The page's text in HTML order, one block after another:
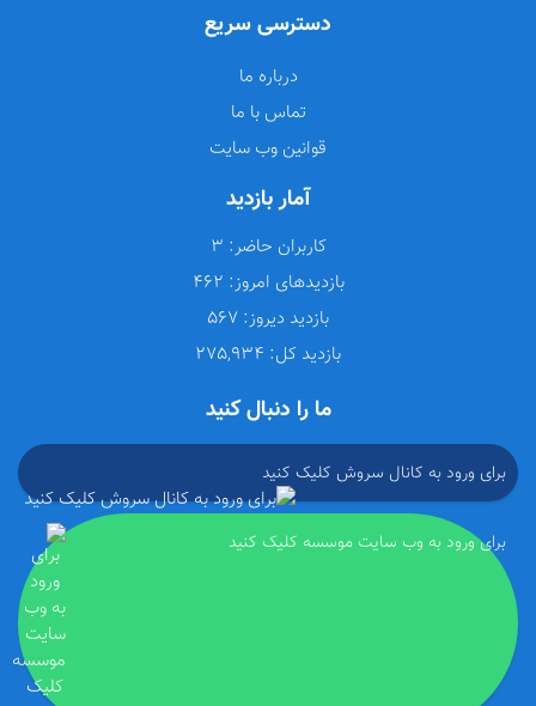
دسترسی سریع
درباره ما
تماس با ما
قوانین وب سایت
آمار بازدید
کاربران حاضر:
بازدیدهای امروز:
بازدید دیروز:
بازدید کل:
ما را دنبال کنید
برای ورود به کانال سروش کلیک کنید
برای ورود به وب سایت موسسه کلیک کنید